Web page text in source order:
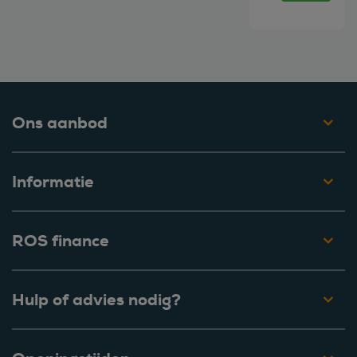
Ons aanbod
Informatie
ROS finance
Hulp of advies nodig?